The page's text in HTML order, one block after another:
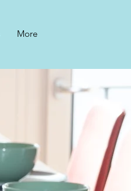
More